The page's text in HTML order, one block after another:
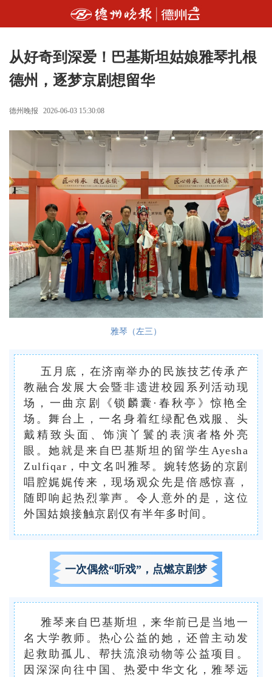
从好奇到深爱！巴基斯坦姑娘雅琴扎根
德州，逐梦京剧想留华
德州晚报 2026-06-03 15:30:08
雅琴（左三）
五月底，在济南举办的民族技艺传承产
教融合发展大会暨非遗进校园系列活动现
场，一曲京剧《锁麟囊·春秋亭》惊艳全
场。舞台上，一名身着红绿配色戏服、头
戴精致头面、饰演丫鬟的表演者格外亮
眼。她就是来自巴基斯坦的留学生Ayesha
Zulfiqar，中文名叫雅琴。婉转悠扬的京剧
唱腔娓娓传来，现场观众先是倍感惊喜，
随即响起热烈掌声。令人意外的是，这位
外国姑娘接触京剧仅有半年多时间。
一次偶然“听戏”，点燃京剧梦
雅琴来自巴基斯坦，来华前已是当地一
名大学教师。热心公益的她，还曾主动发
起救助孤儿、帮扶流浪动物等公益项目。
因深深向往中国、热爱中华文化，雅琴远